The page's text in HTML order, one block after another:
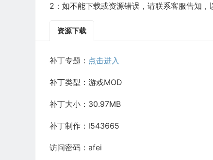
2：如不能下载或资源错误，请联系客服告知，
资源下载
补丁专题： 点击进入
补丁类型：游戏MOD
补丁大小：30.97MB
补丁制作：l543665
访问密码：afei